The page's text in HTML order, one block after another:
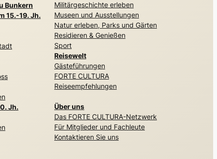
Bunkern
15.-19. Jh.
Jh.
Militärgeschichte erleben
Museen und Ausstellungen
Natur erleben, Parks und Gärten
Residieren & Genießen
Sport
Reisewelt
Gästeführungen
FORTE CULTURA
Reiseempfehlungen
Über uns
Das FORTE CULTURA-Netzwerk
Für Mitglieder und Fachleute
Kontaktieren Sie uns